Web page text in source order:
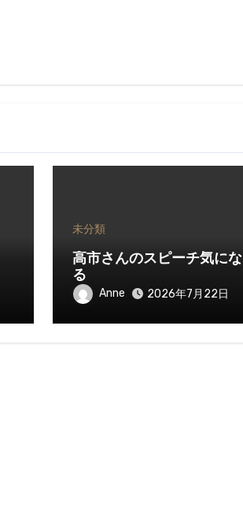
未分類
高市さんのスピーチ気にな
る
Anne 2026年7月22日